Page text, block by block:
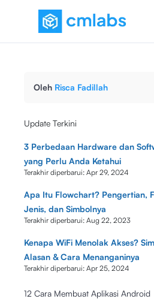
Oleh Risca Fadillah
Update Terkini
3 Perbedaan Hardware dan
yang Perlu Anda Ketahui
Terakhir diperbarui: Apr 29, 2024
Apa Itu Flowchart? Pengertian,
Jenis, dan Simbolnya
Terakhir diperbarui: Aug 22, 2023
Kenapa WiFi Menolak Akses?
Alasan & Cara Menanganinya
Terakhir diperbarui: Apr 25, 2024
12 Cara Membuat Aplikasi Android